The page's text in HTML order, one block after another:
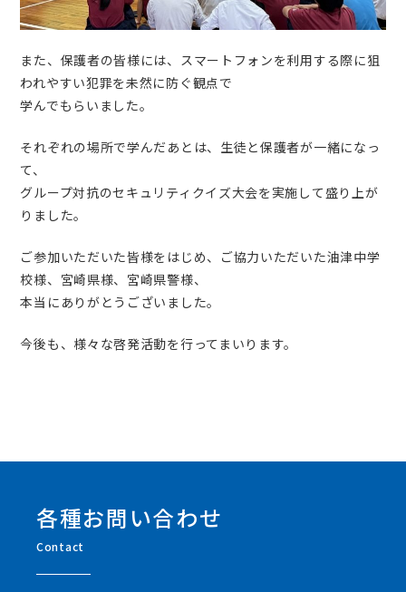
また、保護者の皆様には、スマートフォンを利用する際に狙
われやすい犯罪を未然に防ぐ観点で
学んでもらいました。
それぞれの場所で学んだあとは、生徒と保護者が一緒になっ
て、
グループ対抗のセキュリティクイズ大会を実施して盛り上が
りました。
ご参加いただいた皆様をはじめ、ご協力いただいた油津中学
校様、宮崎県様、宮崎県警様、
本当にありがとうございました。
今後も、様々な啓発活動を行ってまいります。
各種お問い合わせ
Contact